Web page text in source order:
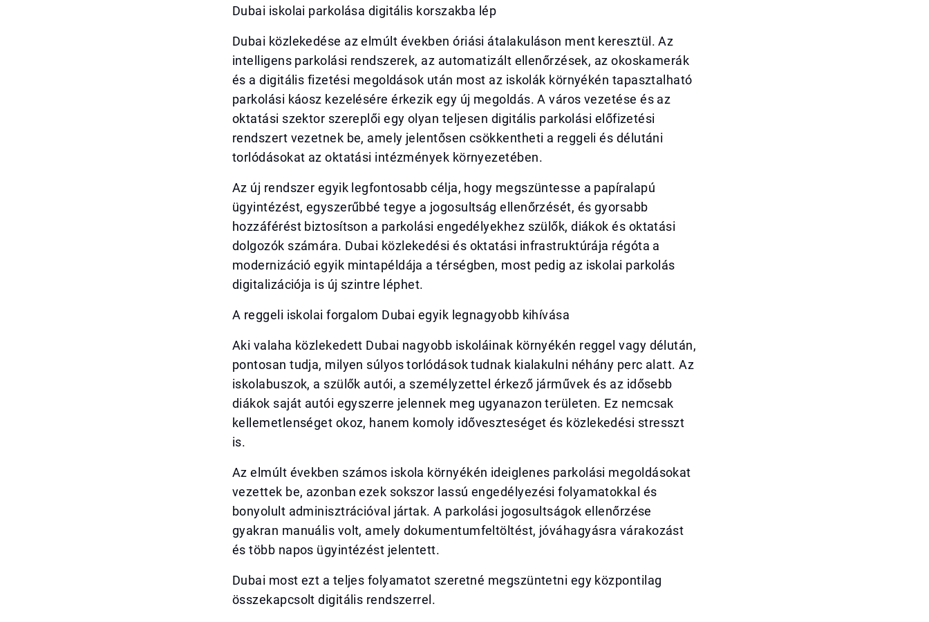
Dubai iskolai parkolása digitális korszakba lép
Dubai közlekedése az elmúlt években óriási átalakuláson ment keresztül. Az
intelligens parkolási rendszerek, az automatizált ellenőrzések, az okoskamerák
és a digitális fizetési megoldások után most az iskolák környékén tapasztalható
parkolási káosz kezelésére érkezik egy új megoldás. A város vezetése és az
oktatási szektor szereplői egy olyan teljesen digitális parkolási előfizetési
rendszert vezetnek be, amely jelentősen csökkentheti a reggeli és délutáni
torlódásokat az oktatási intézmények környezetében.
Az új rendszer egyik legfontosabb célja, hogy megszüntesse a papíralapú
ügyintézést, egyszerűbbé tegye a jogosultság ellenőrzését, és gyorsabb
hozzáférést biztosítson a parkolási engedélyekhez szülők, diákok és oktatási
dolgozók számára. Dubai közlekedési és oktatási infrastruktúrája régóta a
modernizáció egyik mintapéldája a térségben, most pedig az iskolai parkolás
digitalizációja is új szintre léphet.
A reggeli iskolai forgalom Dubai egyik legnagyobb kihívása
Aki valaha közlekedett Dubai nagyobb iskoláinak környékén reggel vagy délután,
pontosan tudja, milyen súlyos torlódások tudnak kialakulni néhány perc alatt. Az
iskolabuszok, a szülők autói, a személyzettel érkező járművek és az idősebb
diákok saját autói egyszerre jelennek meg ugyanazon területen. Ez nemcsak
kellemetlenséget okoz, hanem komoly időveszteséget és közlekedési stresszt
is.
Az elmúlt években számos iskola környékén ideiglenes parkolási megoldásokat
vezettek be, azonban ezek sokszor lassú engedélyezési folyamatokkal és
bonyolult adminisztrációval jártak. A parkolási jogosultságok ellenőrzése
gyakran manuális volt, amely dokumentumfeltöltést, jóváhagyásra várakozást
és több napos ügyintézést jelentett.
Dubai most ezt a teljes folyamatot szeretné megszüntetni egy központilag
összekapcsolt digitális rendszerrel.